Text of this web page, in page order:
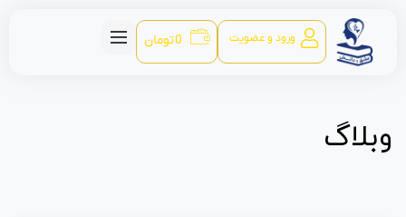
ورود و عضویت 0 تومان
وبلاگ